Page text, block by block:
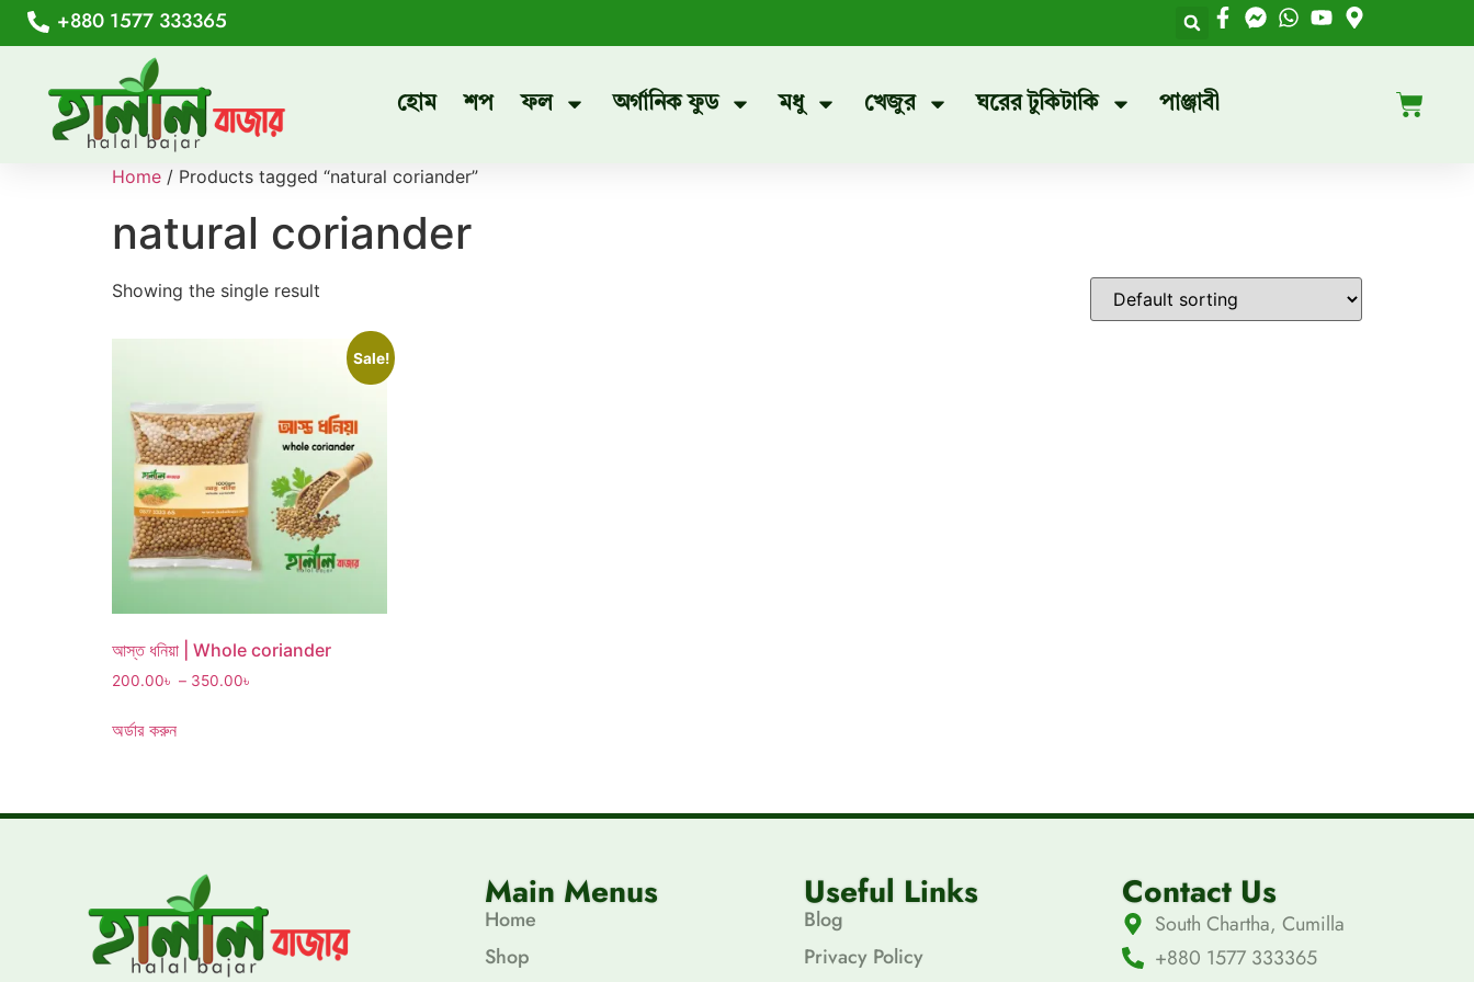
+880 1577 333365
হোম শপ ফল অর্গানিক ফুড মধু খেজুর ঘরের টুকিটাকি পাঞ্জাবী
Home / Products tagged “natural coriander”
natural coriander
Showing the single result
Sale!
আস্ত ধনিয়া | Whole coriander
200.00৳ – 350.00৳
অর্ডার করুন
Main Menus
Home
Shop
Useful Links
Blog
Privacy Policy
Contact Us
South Chartha, Cumilla
+880 1577 333365